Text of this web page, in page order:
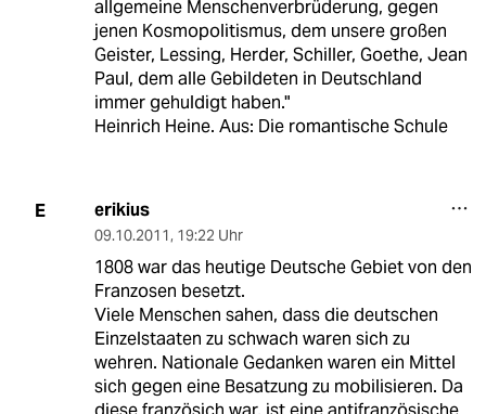
allgemeine Menschenverbrüderung, gegen
jenen Kosmopolitismus, dem unsere großen
Geister, Lessing, Herder, Schiller, Goethe, Jean
Paul, dem alle Gebildeten in Deutschland
immer gehuldigt haben."
Heinrich Heine. Aus: Die romantische Schule
E erikius
09.10.2011, 19:22 Uhr
1808 war das heutige Deutsche Gebiet von den
Franzosen besetzt.
Viele Menschen sahen, dass die deutschen
Einzelstaaten zu schwach waren sich zu
wehren. Nationale Gedanken waren ein Mittel
sich gegen eine Besatzung zu mobilisieren. Da